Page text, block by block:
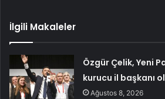
İlgili Makaleler
Özgür Çelik, Yeni
kurucu il başkanı
Ağustos 8, 2026